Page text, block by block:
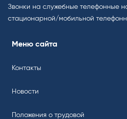
Звонки на служебные телефонные
стационарной/мобильной
Меню сайта
Контакты
Новости
Положения о трудовой